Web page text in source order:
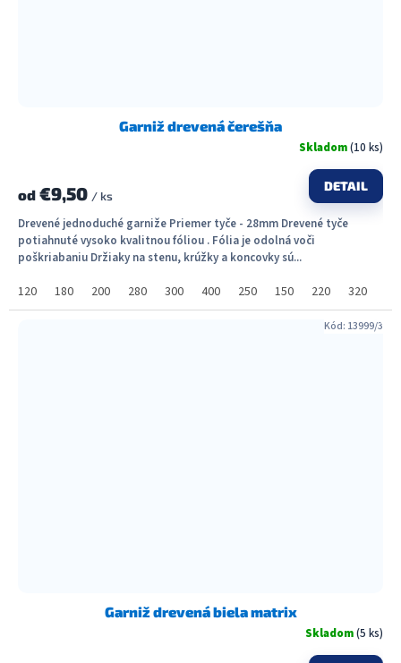
Garniž drevená čerešňa
Skladom(10 ks)
od €9,50 / ks
DETAIL
Drevené jednoduché garniže Priemer tyče - 28mm Drevené tyče
potiahnuté vysoko kvalitnou fóliou . Fólia je odolná voči
poškriabaniu Držiaky na stenu, krúžky a koncovky sú...
120 180 200 280 300 400 250 150 220 320
Garniž drevená biela matrix
Skladom(5 ks)
Kód: 13999/3